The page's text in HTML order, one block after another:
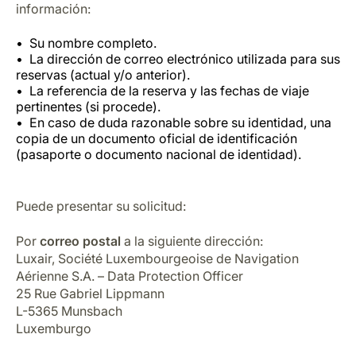
información:
Su nombre completo.
La dirección de correo electrónico utilizada para sus
reservas (actual y/o anterior).
La referencia de la reserva y las fechas de viaje
pertinentes (si procede).
En caso de duda razonable sobre su identidad, una
copia de un documento oficial de identificación
(pasaporte o documento nacional de identidad).
Puede presentar su solicitud:
Por correo postal a la siguiente dirección:
Luxair, Société Luxembourgeoise de Navigation
Aérienne S.A. – Data Protection Officer
25 Rue Gabriel Lippmann
L-5365 Munsbach
Luxemburgo